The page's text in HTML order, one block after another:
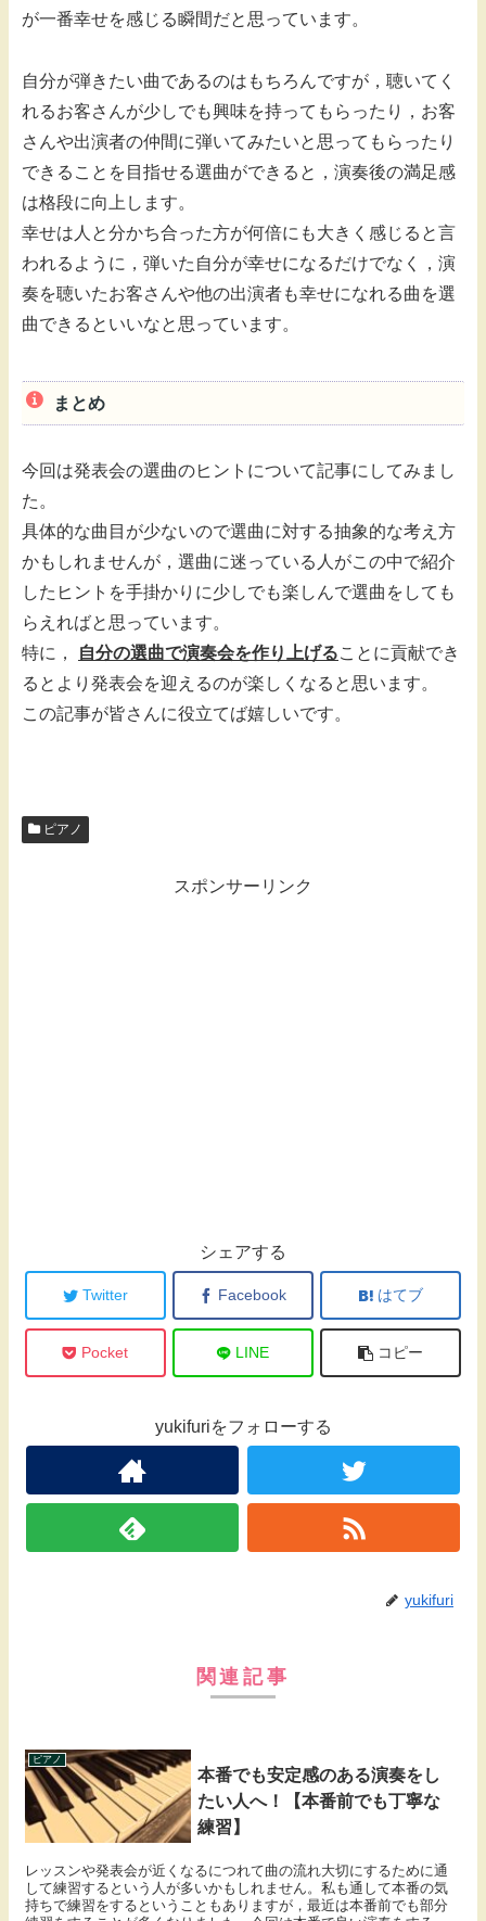
が一番幸せを感じる瞬間だと思っています。
自分が弾きたい曲であるのはもちろんですが，聴いてく
れるお客さんが少しでも興味を持ってもらったり，お客
さんや出演者の仲間に弾いてみたいと思ってもらったり
できることを目指せる選曲ができると，演奏後の満足感
は格段に向上します。
幸せは人と分かち合った方が何倍にも大きく感じると言
われるように，弾いた自分が幸せになるだけでなく，演
奏を聴いたお客さんや他の出演者も幸せになれる曲を選
曲できるといいなと思っています。
まとめ
今回は発表会の選曲のヒントについて記事にしてみまし
た。
具体的な曲目が少ないので選曲に対する抽象的な考え方
かもしれませんが，選曲に迷っている人がこの中で紹介
したヒントを手掛かりに少しでも楽しんで選曲をしても
らえればと思っています。
特に，
自分の選曲で演奏会を作り上げることに貢献でき
るとより発表会を迎えるのが楽しくなると思います。
この記事が皆さんに役立てば嬉しいです。
ピアノ
スポンサーリンク
シェアする
Twitter Facebook はてブ
Pocket LINE コピー
yukifuriをフォローする
yukifuri
関連記事
ピアノ
本番でも安定感のある演奏をし
たい人へ！【本番前でも丁寧な
練習】
レッスンや発表会が近くなるにつれて曲の流れ大切にするために通
して練習するという人が多いかもしれません。私も通して本番の気
持ちで練習をするということもありますが，最近は本番前でも部分